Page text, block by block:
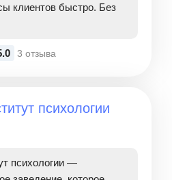
клиентов быстро. Без
3 отзыва
психологии
психологии —